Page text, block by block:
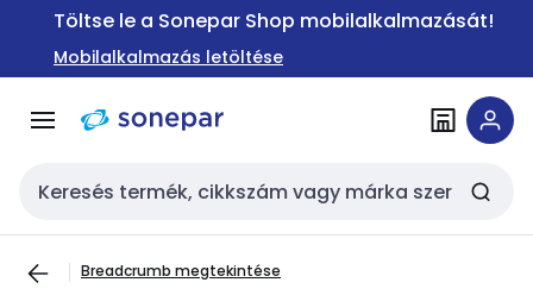
Ugrás a
Ugrás a
tartalomra
Töltse le a Sonepar Shop mobilalkalmazását!
Mobilalkalmazás letöltése
Keresési bemenet
Breadcrumb megtekintése